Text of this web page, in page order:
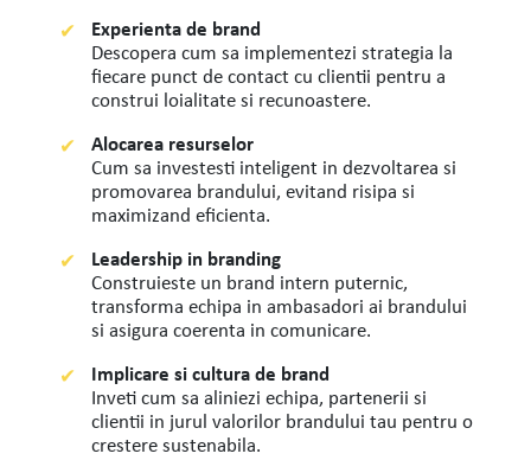
Experienta de brand
Descopera cum sa implementezi strategia la
fiecare punct de contact cu clientii pentru a
construi loialitate si recunoastere.
Alocarea resurselor
Cum sa investesti inteligent in dezvoltarea si
promovarea brandului, evitand risipa si
maximizand eficienta.
Leadership in branding
Construieste un brand intern puternic,
transforma echipa in ambasadori ai brandului
si asigura coerenta in comunicare.
Implicare si cultura de brand
Inveti cum sa aliniezi echipa, partenerii si
clientii in jurul valorilor brandului tau pentru o
crestere sustenabila.